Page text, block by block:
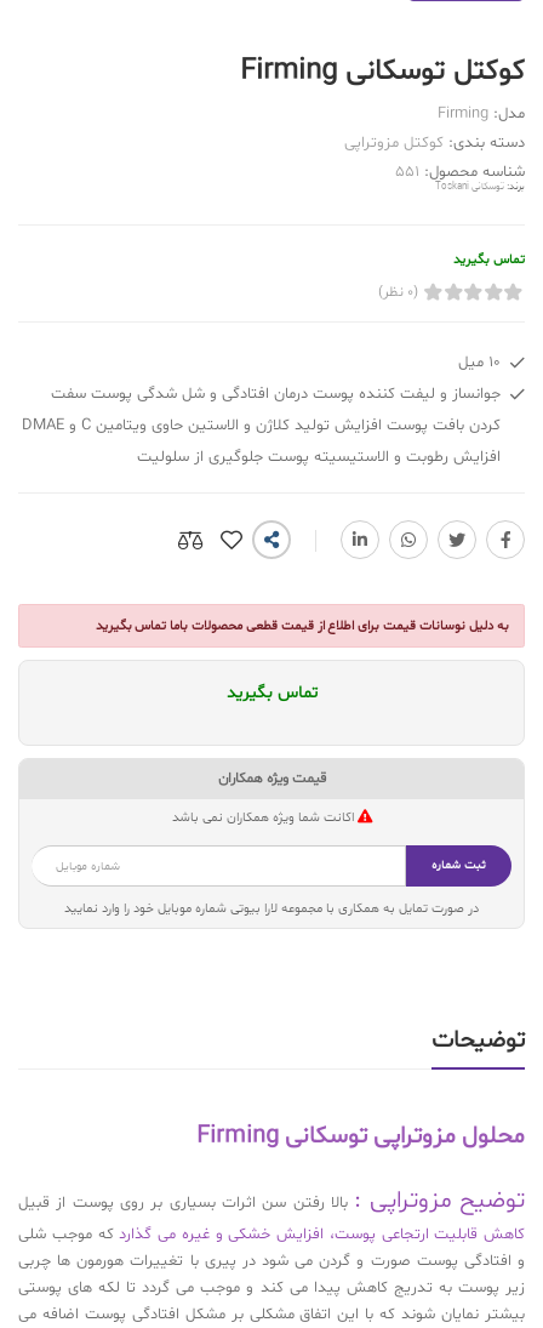
کوکتل توسکانی Firming
مدل: Firming
دسته بندی: کوکتل مزوتراپی
شناسه محصول: 551
برند: توسکانی Toskani
تماس بگیرید
(0 نظر)
10 میل
جوانساز و لیفت کننده پوست درمان افتادگی و شل شدگی پوست سفت
کردن بافت پوست افزایش تولید کلاژن و الاستین حاوی ویتامین C و DMAE
افزایش رطوبت و الاستیسیته پوست جلوگیری از سلولیت
به دلیل نوسانات قیمت برای اطلاع از قیمت قطعی محصولات باما تماس بگیرید
تماس بگیرید
قیمت ویژه همکاران
اکانت شما ویژه همکاران نمی باشد
ثبت شماره
در صورت تمایل به همکاری با مجموعه لارا بیوتی شماره موبایل خود را وارد نمایید
توضیحات
محلول مزوتراپی توسکانی Firming
توضیح مزوتراپی : بالا رفتن سن اثرات بسیاری بر روی پوست از قبیل
کاهش قابلیت ارتجاعی پوست، افزایش خشکی و غیره می گذاردکه موجب شلی
و افتادگی پوست صورت و گردن می شود در پیری با تغییرات هورمون ها چربی
زیر پوست به تدریج کاهش پیدا می کند و موجب می گردد تا لکه های پوستی
بیشتر نمایان شوند که با این اتفاق مشکلی بر مشکل افتادگی پوست اضافه می